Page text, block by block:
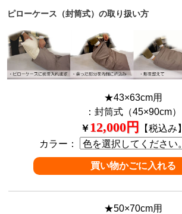
ピローケース（封筒式）の取り扱い方
★43×63cm用
：封筒式（45×90cm）
￥12,000円
【税込み】
カラー：
★50×70cm用